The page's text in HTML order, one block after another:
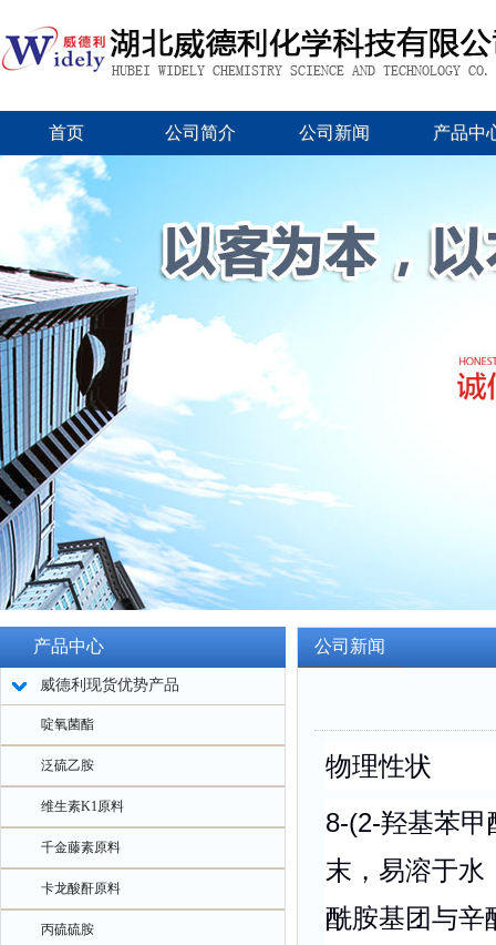
首页 公司简介 公司新闻 产品中
产品中心
威德利现货优势产品
啶氧菌酯
泛硫乙胺
维生素K1原料
千金藤素原料
卡龙酸酐原料
丙硫硫胺
公司新闻
物理性状
8-(2-羟基苯
末，易溶于水
酰胺基团与辛